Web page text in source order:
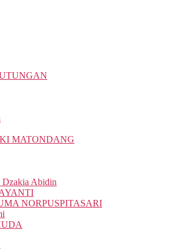
MATONDANG
Abidin
NORPUSPITASARI